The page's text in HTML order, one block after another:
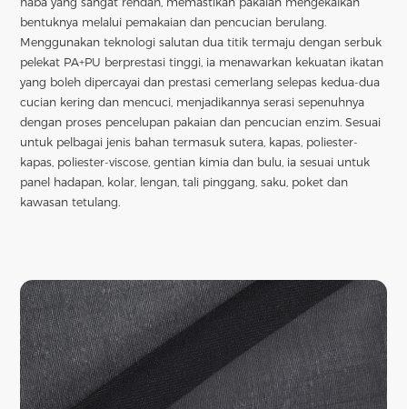
bentuknya melalui pemakaian dan pencucian berulang.
Menggunakan teknologi salutan dua titik termaju dengan serbuk
pelekat PA+PU berprestasi tinggi, ia menawarkan kekuatan ikatan
yang boleh dipercayai dan prestasi cemerlang selepas kedua-dua
cucian kering dan mencuci, menjadikannya serasi sepenuhnya
dengan proses pencelupan pakaian dan pencucian enzim. Sesuai
untuk pelbagai jenis bahan termasuk sutera, kapas, poliester-
kapas, poliester-viscose, gentian kimia dan bulu, ia sesuai untuk
panel hadapan, kolar, lengan, tali pinggang, saku, poket dan
kawasan tetulang.